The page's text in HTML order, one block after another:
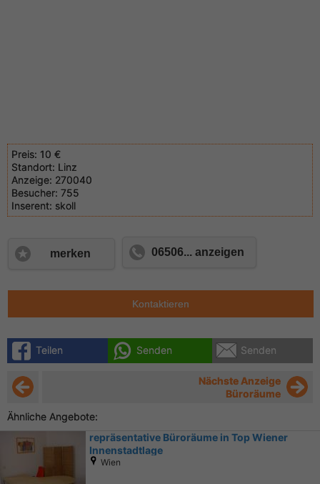
Preis: 10 €
Standort: Linz
Anzeige: 270040
Besucher: 755
Inserent: skoll
merken 06506... anzeigen
Kontaktieren
Teilen Senden Senden
Nächste Anzeige
Büroräume
Ähnliche Angebote:
repräsentative Büroräume in Top Wiener
Innenstadtlage
Wien